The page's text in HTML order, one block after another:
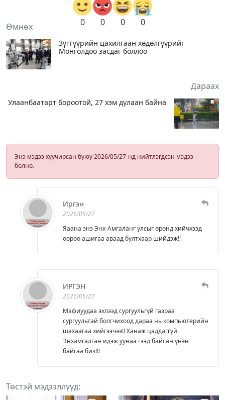
0 0 0 0
Өмнөх
Зүтгүүрийн цахилгаан хөдөлгүүрийг
Монголдоо засдаг боллоо
Дараах
Улаанбаатарт бороотой, 27 хэм дулаан байна
Энэ мэдээ хуучирсан буюу 2026/05/27-нд нийтлэгдсэн мэдээ
болно.
Иргэн
2026/05/27
Яаана энэ Энх-Амгаланг улсыг өрөнд хийчхээд
өөрөө ашигаа аваад бултхаар шийдэж!!
ИРГЭН
2026/05/27
Мафиуудаа эхлээд сургуульгүй газраа
сургуультай болгчихоод дараа нь компьютерийн
шахаагаа хийгээчээ!! Ханаж цаддаггүй
Энхамгалган идэж уунаа гээд байсан үнэн
байгаа биз!!!
Төстэй мэдээллүүд: